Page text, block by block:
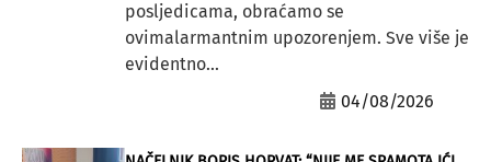
posljedicama, obraćamo se
ovimalarmantnim upozorenjem. Sve više je
evidentno...
04/08/2026